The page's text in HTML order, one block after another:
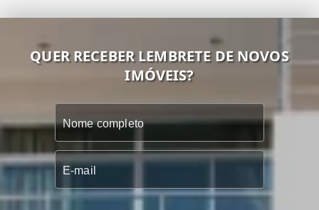
QUER RECEBER LEMBRETE DE NOVOS
IMÓVEIS?